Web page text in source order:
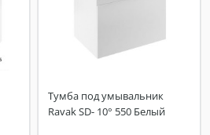
Тумба под умывальник
Ravak SD- 10° 550 Белый